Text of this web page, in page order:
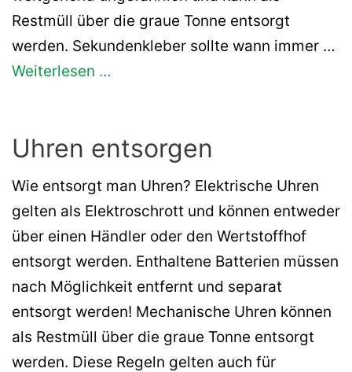
Restmüll über die graue Tonne entsorgt
werden. Sekundenkleber sollte wann immer …
Weiterlesen …
Uhren entsorgen
Wie entsorgt man Uhren? Elektrische Uhren
gelten als Elektroschrott und können entweder
über einen Händler oder den Wertstoffhof
entsorgt werden. Enthaltene Batterien müssen
nach Möglichkeit entfernt und separat
entsorgt werden! Mechanische Uhren können
als Restmüll über die graue Tonne entsorgt
werden. Diese Regeln gelten auch für